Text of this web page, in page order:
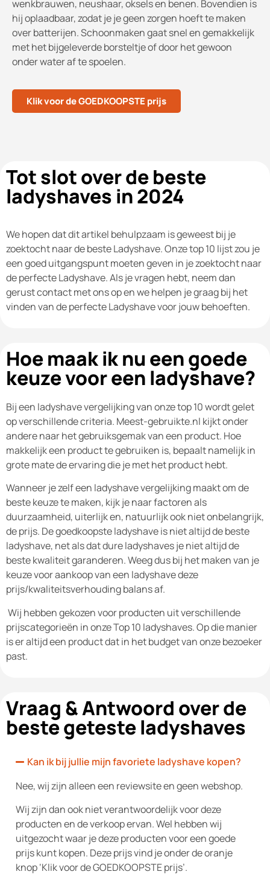
wenkbrauwen, neushaar, oksels en benen. Bovendien is
hij oplaadbaar, zodat je je geen zorgen hoeft te maken
over batterijen. Schoonmaken gaat snel en gemakkelijk
met het bijgeleverde borsteltje of door het gewoon
onder water af te spoelen.
Klik voor de GOEDKOOPSTE prijs
Tot slot over de beste
ladyshaves in 2024
We hopen dat dit artikel behulpzaam is geweest bij je
zoektocht naar de beste Ladyshave. Onze top 10 lijst zou je
een goed uitgangspunt moeten geven in je zoektocht naar
de perfecte Ladyshave. Als je vragen hebt, neem dan
gerust contact met ons op en we helpen je graag bij het
vinden van de perfecte Ladyshave voor jouw behoeften.
Hoe maak ik nu een goede
keuze voor een ladyshave?
Bij een ladyshave vergelijking van onze top 10 wordt gelet
op verschillende criteria. Meest-gebruikte.nl kijkt onder
andere naar het gebruiksgemak van een product. Hoe
makkelijk een product te gebruiken is, bepaalt namelijk in
grote mate de ervaring die je met het product hebt.
Wanneer je zelf een ladyshave vergelijking maakt om de
beste keuze te maken, kijk je naar factoren als
duurzaamheid, uiterlijk en, natuurlijk ook niet onbelangrijk,
de prijs. De goedkoopste ladyshave is niet altijd de beste
ladyshave, net als dat dure ladyshaves je niet altijd de
beste kwaliteit garanderen. Weeg dus bij het maken van je
keuze voor aankoop van een ladyshave deze
prijs/kwaliteitsverhouding balans af.
Wij hebben gekozen voor producten uit verschillende
prijscategorieën in onze Top 10 ladyshaves. Op die manier
is er altijd een product dat in het budget van onze bezoeker
past.
Vraag & Antwoord over de
beste geteste ladyshaves
Kan ik bij jullie mijn favoriete ladyshave kopen?
Nee, wij zijn alleen een reviewsite en geen webshop.
Wij zijn dan ook niet verantwoordelijk voor deze
producten en de verkoop ervan. Wel hebben wij
uitgezocht waar je deze producten voor een goede
prijs kunt kopen. Deze prijs vind je onder de oranje
knop ‘Klik voor de GOEDKOOPSTE prijs’.